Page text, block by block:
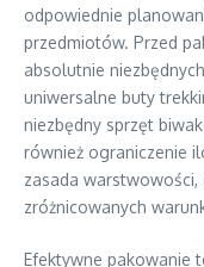
odpowiednie
przedmiotów. Przed
absolutnie
uniwersalne buty
niezbędny sprzęt
również ograniczenie
zasada
zróżnicowanych
Efektywne pakowanie